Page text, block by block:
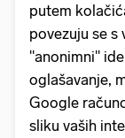
putem
povezuju se s
"anonimni"
oglašavanje,
Google
sliku vaših